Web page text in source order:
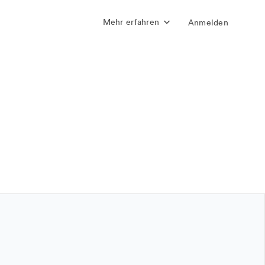
Mehr erfahren Anmelden